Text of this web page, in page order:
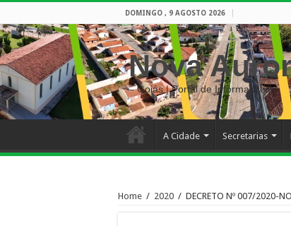
DOMINGO , 9 AGOSTO 2026
Nova
– Goiás | Portal de Informações
A Cidade Secretarias
Home / 2020 / DECRETO Nº 007/2020-